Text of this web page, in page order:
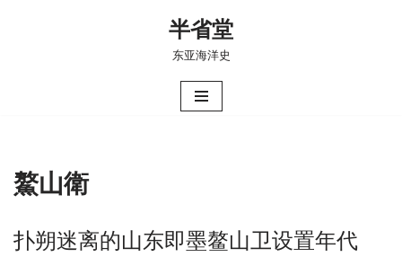
半省堂
东亚海洋史
鰲山衛
扑朔迷离的山东即墨鳌山卫设置年代